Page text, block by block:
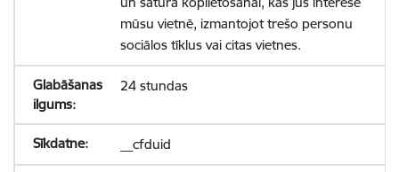
mūsu vietnē, izmantojot trešo personu
sociālos tīklus vai citas vietnes.
24 stundas
__cfduid